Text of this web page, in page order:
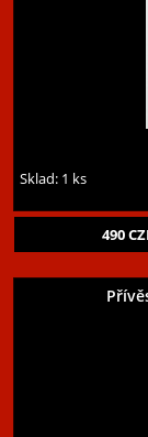
Sklad: 1 ks
490